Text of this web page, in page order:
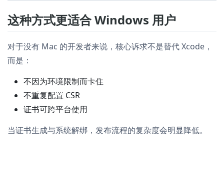
这种方式更适合 Windows 用户
对于没有 Mac 的开发者来说，核心诉求不是替代 Xcode，
而是：
不因为环境限制而卡住
不重复配置 CSR
证书可跨平台使用
当证书生成与系统解绑，发布流程的复杂度会明显降低。